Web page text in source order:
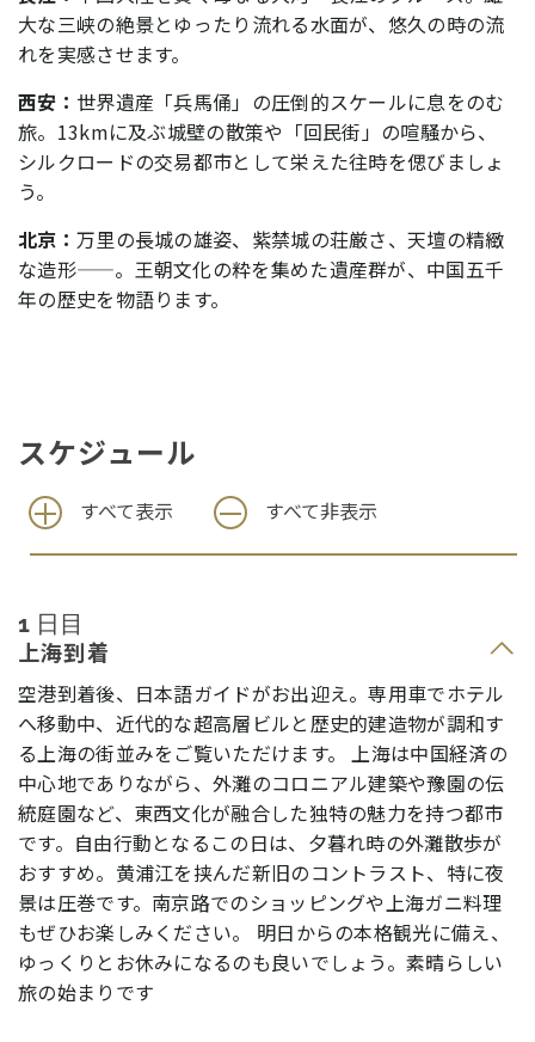
大な三峡の絶景とゆったり流れる水面が、悠久の時の流
れを実感させます。
西安： 世界遺産「兵馬俑」の圧倒的スケールに息をのむ
旅。13kmに及ぶ城壁の散策や「回民街」の喧騒から、
シルクロードの交易都市として栄えた往時を偲びましょ
う。
北京： 万里の長城の雄姿、紫禁城の荘厳さ、天壇の精緻
な造形——。王朝文化の粋を集めた遺産群が、中国五千
年の歴史を物語ります。
スケジュール
すべて表示 すべて非表示
1 日目
上海到着
空港到着後、日本語ガイドがお出迎え。専用車でホテル
へ移動中、近代的な超高層ビルと歴史的建造物が調和す
る上海の街並みをご覧いただけます。
上海は中国経済の
中心地でありながら、外灘のコロニアル建築や豫園の伝
統庭園など、東西文化が融合した独特の魅力を持つ都市
です。自由行動となるこの日は、夕暮れ時の外灘散歩が
おすすめ。黄浦江を挟んだ新旧のコントラスト、特に夜
景は圧巻です。南京路でのショッピングや上海ガニ料理
もぜひお楽しみください。
明日からの本格観光に備え、
ゆっくりとお休みになるのも良いでしょう。素晴らしい
旅の始まりです